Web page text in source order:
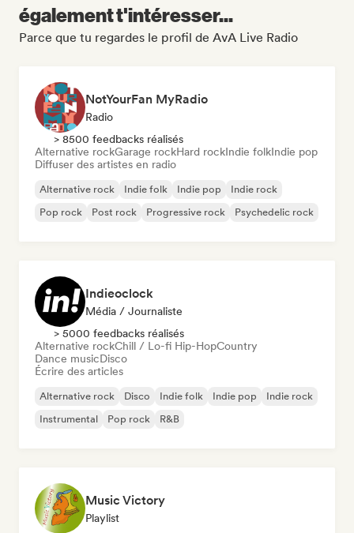
également t'intéresser...
Parce que tu regardes le profil de AvA Live Radio
NotYourFan MyRadio
Radio
> 8500 feedbacks réalisés
Alternative rockGarage rockHard rockIndie folkIndie pop
Diffuser des artistes en radio
Alternative rock Indie folk Indie pop
Indie rock
Pop rock
Post rock Progressive rock Psychedelic rock
Indieoclock
Média / Journaliste
> 5000 feedbacks réalisés
Alternative rockChill / Lo-fi Hip-HopCountry
Dance musicDisco
Écrire des articles
Alternative rock Disco Indie folk Indie pop
Indie rock
Instrumental
Pop rock R&B
Music Victory
Playlist